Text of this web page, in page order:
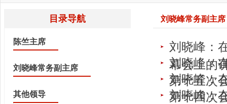
目录导航
陈竺主席
刘晓峰常务副主席
其他领导
刘晓峰常务副主席
刘晓峰：
幕会上的
刘晓峰：
第十五次
刘晓峰：
第十四次
刘晓峰：